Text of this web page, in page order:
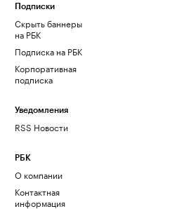
Подписки
Скрыть баннеры
на РБК
Подписка на РБК
Корпоративная
подписка
Уведомления
RSS Новости
РБК
О компании
Контактная
информация